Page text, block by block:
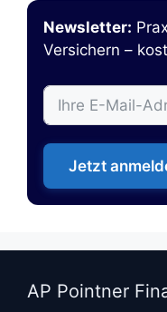
Newsletter:
Versichern –
Jetzt
AP Pointner